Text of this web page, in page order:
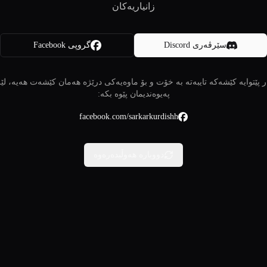
زانیاریەکان
سێرڤەری Discord گروپی Facebook
پێتوایە کێشەکە تایبەتە بە خۆت و بۆ ماوەیەکی درێژە هەمان کێشەت هەیە،
پەیوەندیمان پێوە بکە:
facebook.com/sarkarkurdishh